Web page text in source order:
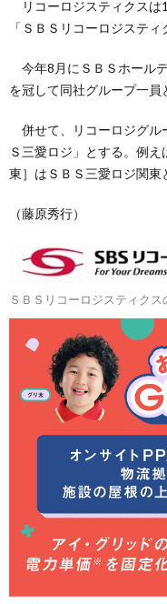
リコーロジスティクスは
「ＳＢＳリコーロジステ
今年8月にＳＢＳホール
を冠して同社グループ一員
併せて、リコーロジグル
Ｓ三愛ロジ」とする。例
東］はＳＢＳ三愛ロジ関東
（藤原秀行）
ＳＢＳリコーロジスティクス